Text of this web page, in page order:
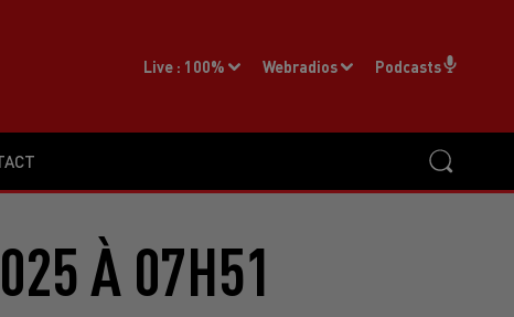
Live : 100% Webradios Podcasts
À 07H51